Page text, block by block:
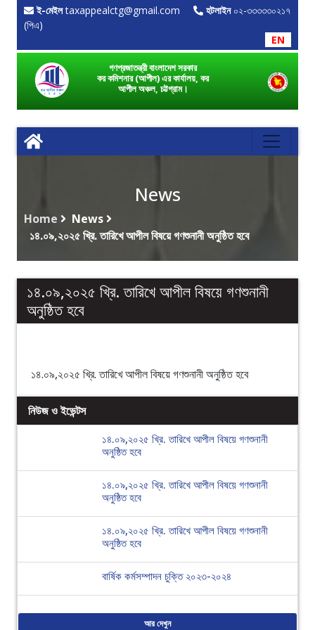
ই-মেইলtaxappealctg@gmail.com হটলাইন ০২-৩৩৩৩৩০২১৭
(পিএ)
EN
গণপ্রজাতন্ত্রী বাংলাদেশ সরকার
কর কমিশনার (আপীল) এর কার্যালয়, কর
আপীল অঞ্চল, চট্টগ্রাম।
News
Home
News
১৪.০৯,২০২৫ খ্রি. তারিখে আপীল বিষয়ে গণশুনানী অনুষ্ঠিত হবে
১৪.০৯,২০২৫ খ্রি. তারিখে আপীল বিষয়ে গণশুনানী
অনুষ্ঠিত হবে
১৪.০৯,২০২৫ খ্রি. তারিখে আপীল বিষয়ে গণশুনানী অনুষ্ঠিত হবে
নিউজ ও ইভেন্টস
১৪.০৯,২০২৫ খ্রি. তারিখে আপীল বিষয়ে গণশুনানী
অনুষ্ঠিত হবে
১৪.০৯,২০২৫ খ্রি. তারিখে আপীল বিষয়ে গণশুনানী
অনুষ্ঠিত হবে
১৪.০৯,২০২৫ খ্রি. তারিখে আপীল বিষয়ে গণশুনানী
অনুষ্ঠিত হবে
বার্ষিক কর্মসম্পাদন চুক্তি ২০২৩-২০২৪
আর দেখুন